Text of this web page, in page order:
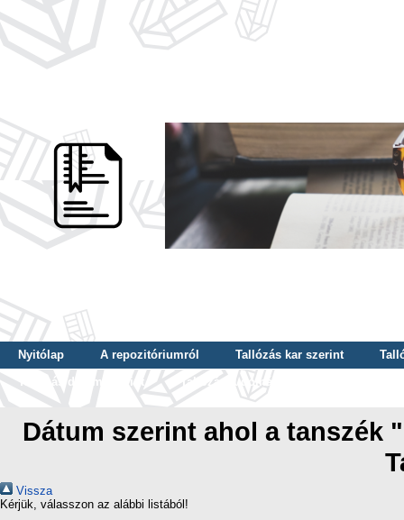
Nyitólap A repozitóriumról Tallózás kar szerint
Tallózás dátum szerint
Tallózás tudományterület szerint
Dátum szerint ahol a tanszék
Vissza
Kérjük, válasszon az alábbi listából!